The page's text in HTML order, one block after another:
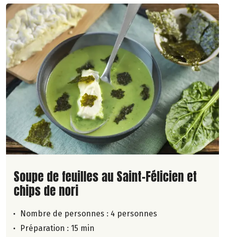
Lire la suite de la recette
Soupe de feuilles au Saint-Félicien et
chips de nori
Nombre de personnes : 4 personnes
Préparation : 15 min